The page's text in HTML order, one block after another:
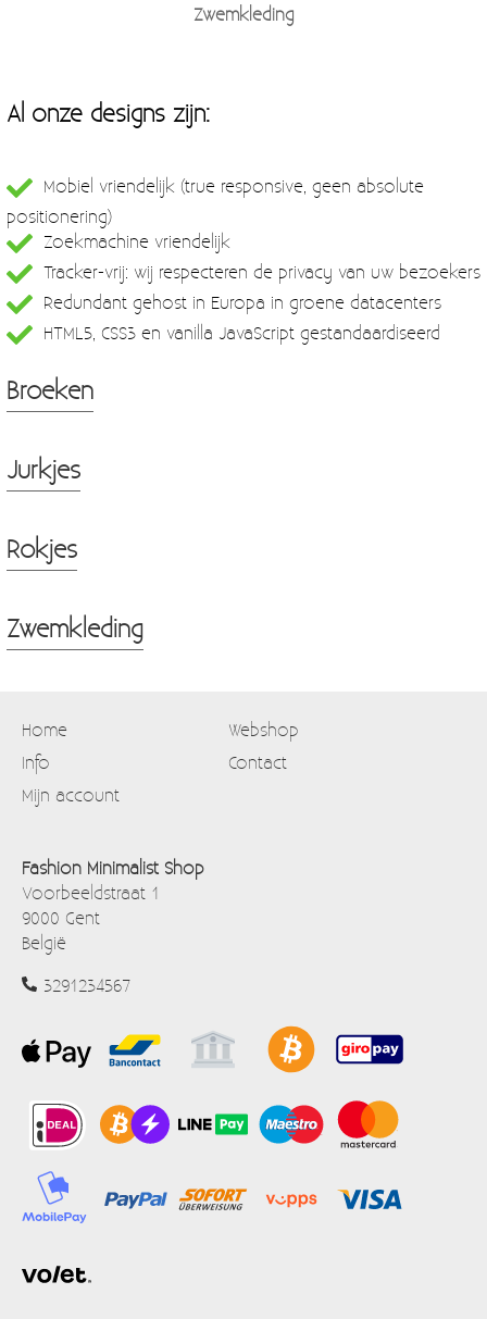
Broeken
Jurkjes
Rokjes
Zwemkleding
Zwemkleding
Al onze designs zijn:
Mobiel vriendelijk (true responsive, geen absolute
positionering)
Zoekmachine vriendelijk
Tracker-vrij: wij respecteren de privacy van uw bezoekers
Redundant gehost in Europa in groene datacenters
HTML5, CSS3 en vanilla JavaScript gestandaardiseerd
Home
Webshop
Info
Contact
Mijn account
Fashion Minimalist Shop
Voorbeeldstraat 1
9000 Gent
België
3291234567